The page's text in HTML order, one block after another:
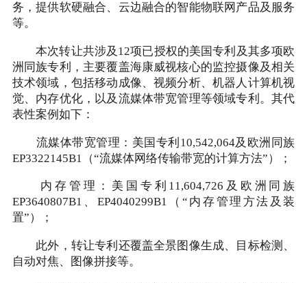
务，提供软硬融合、云边融合的智能物联网产品及服务
等。
本次转让共涉及12项已授权的美国专利及其多项欧
洲同族专利，主要覆盖海康威视核心的监控摄像及相关
技术领域，包括移动成像、视频分析、机器人计算机视
觉、内存优化，以及流媒体带宽管理等领域专利。其代
表性案例如下：
流媒体带宽管理：美国专利10,542,064及欧洲同族
EP3322145B1（“流媒体网络传输带宽的计算方法”）；
内存管理：美国专利11,604,726及欧洲同族
EP3640807B1、EP4040299B1（“内存管理方法及装
置”）；
此外，转让专利还覆盖全景图像生成、目标检测、
自动对焦、图像拼接等。